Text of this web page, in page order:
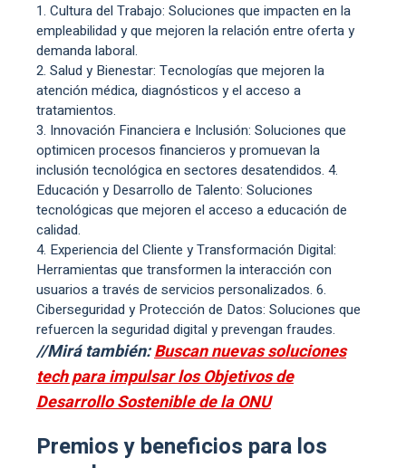
Cultura del Trabajo: Soluciones que impacten en la
empleabilidad y que mejoren la relación entre oferta y
demanda laboral.
Salud y Bienestar: Tecnologías que mejoren la
atención médica, diagnósticos y el acceso a
tratamientos.
Innovación Financiera e Inclusión: Soluciones que
optimicen procesos financieros y promuevan la
inclusión tecnológica en sectores desatendidos. 4.
Educación y Desarrollo de Talento: Soluciones
tecnológicas que mejoren el acceso a educación de
calidad.
Experiencia del Cliente y Transformación Digital:
Herramientas que transformen la interacción con
usuarios a través de servicios personalizados. 6.
Ciberseguridad y Protección de Datos: Soluciones que
refuercen la seguridad digital y prevengan fraudes.
//Mirá también:Buscan nuevas soluciones
tech para impulsar los Objetivos de
Desarrollo Sostenible de la ONU
Premios y beneficios para los